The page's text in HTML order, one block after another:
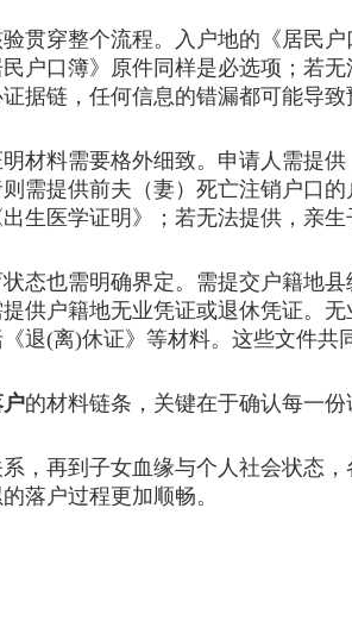
穿整个流程。入户地的《居民户
户口簿》原件同样是必选项；若
据链，任何信息的错漏都可能导致
料需要格外细致。申请人需提供
需提供前夫（妻）死亡注销户口
生医学证明》；若无法提供，亲
也需明确界定。需提交户籍地县
供户籍地无业凭证或退休凭证。
退(离)休证》等材料。这些文件共
的材料链条，关键在于确认每一份
再到子女血缘与个人社会状态，
落户过程更加顺畅。